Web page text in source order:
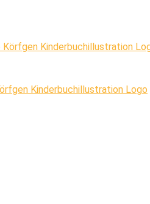
Kinderbuchillustration Logo